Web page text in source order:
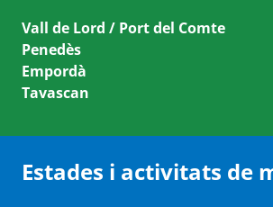
Vall de Lord / Port del Comte
Penedès
Empordà
Tavascan
Estades i activitats de